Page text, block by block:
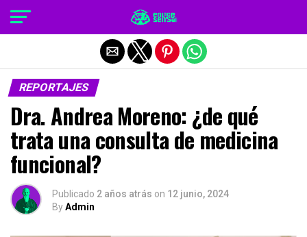
REPORTAJES
Dra. Andrea Moreno: ¿de qué
trata una consulta de medicina
funcional?
Publicado 2 años atrás on 12 junio, 2024
ByAdmin
Salir de la versión móvil